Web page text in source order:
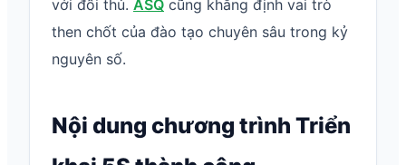
với đối thủ. ASQ cũng khẳng định vai trò
then chốt của đào tạo chuyên sâu trong kỷ
nguyên số.
Nội dung chương trình Triển